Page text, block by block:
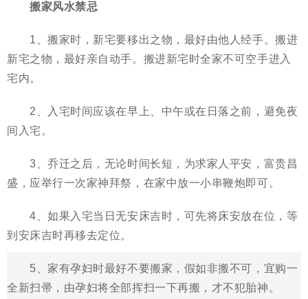
搬家风水禁忌
1、搬家时，新宅要移出之物，最好由他人经手。搬进
新宅之物，最好亲自动手。搬进新宅时全家不可空手进入
宅内。
2、入宅时间应该在早上、中午或在日落之前，避免夜
间入宅。
3、乔迁之后，无论时间长短，为求家人平安，富贵昌
盛，应举行一次家神拜祭，在家中放一小串鞭炮即可。
4、如果入宅当日无安床吉时，可先将床安放在位，等
到安床吉时再移去定位。
5、家有孕妇时最好不要搬家，假如非搬不可，宜购一
全新扫帚，由孕妇将全部挥扫一下再搬，才不犯胎神。